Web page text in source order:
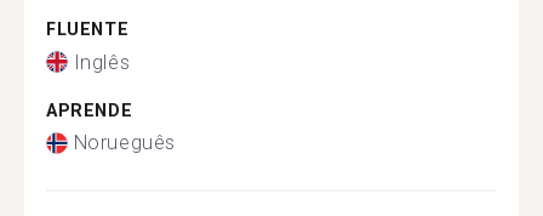
FLUENTE
Inglês
APRENDE
Norueguês